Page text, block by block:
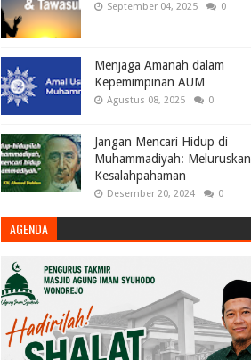
September 04, 2025 0
Menjaga Amanah dalam
Kepemimpinan AUM
Agustus 08, 2025 0
Jangan Mencari Hidup di
Muhammadiyah: Meluruskan
Kesalahpahaman
Desember 20, 2024 0
AGENDA